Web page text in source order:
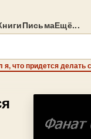
ПисьмаЕщё...
что придется делать